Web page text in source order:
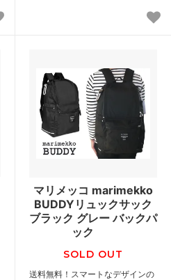
マリメッコ marimekko
BUDDYリュックサック
ブラック グレー バックパ
ック
SOLD OUT
送料無料！スマートなデザインの